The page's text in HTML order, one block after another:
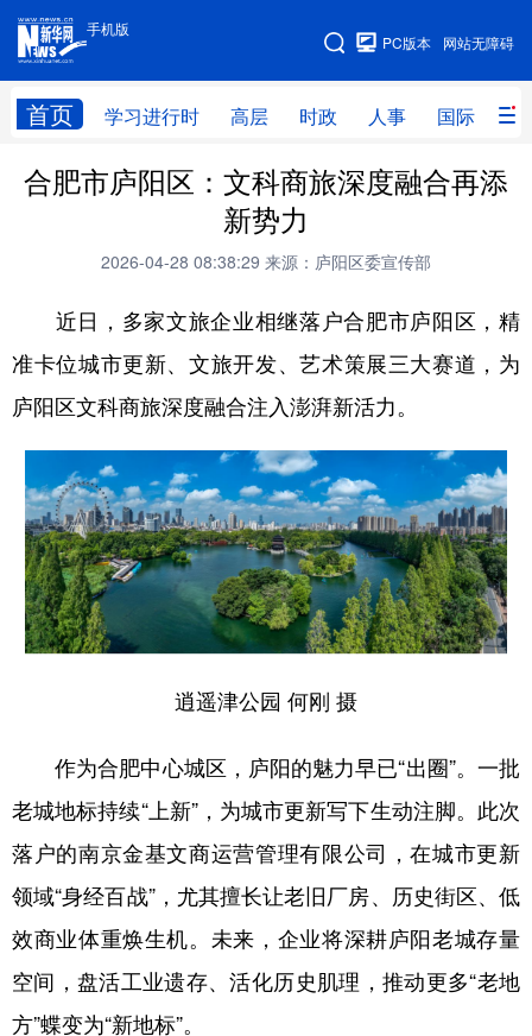
手机版
网站无障碍
PC版本
首页 学习进行时 高层 时政 人事 国际 财
手机版
网站地图
学习进行时 高层 时政 人事
全球连线
科技 科创 量子 体育
文化 书画 健康 军事
法律 中央文件 金融 汽车
食品 人居 信息化 数字经济
学术中国 乡村振兴 银龄 溯源中国
城市 旅游 能源 会展
文化产业
地方频道
辽宁 吉林 上海 江苏
浙江
合肥市庐阳区：文科商旅深度融合再添
新势力
2026-04-28 08:38:29 来源：庐阳区委宣传部
近日，多家文旅企业相继落户合肥市庐阳区，精
准卡位城市更新、文旅开发、艺术策展三大赛道，为
庐阳区文科商旅深度融合注入澎湃新活力。
逍遥津公园 何刚 摄
作为合肥中心城区，庐阳的魅力早已“出圈”。一批
老城地标持续“上新”，为城市更新写下生动注脚。此次
落户的南京金基文商运营管理有限公司，在城市更新
领域“身经百战”，尤其擅长让老旧厂房、历史街区、低
效商业体重焕生机。未来，企业将深耕庐阳老城存量
空间，盘活工业遗存、活化历史肌理，推动更多“老地
方”蝶变为“新地标”。